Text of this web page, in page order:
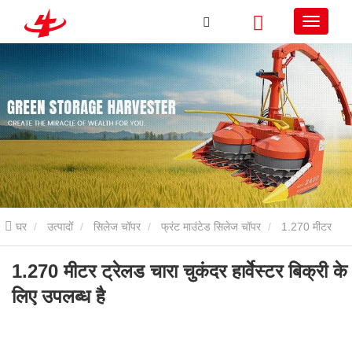
घर उत्पादों सिलेज चॉपर फ्रंट माउंटेड सिलेज चॉपर
ट्रेलड चारा चुकंदर हार्वेस्टर बिक्री के लिए उपलब्ध है
1.270 मीटर ट्रेलड चारा चुकंदर हार्वेस्टर बिक्री के
लिए उपलब्ध है